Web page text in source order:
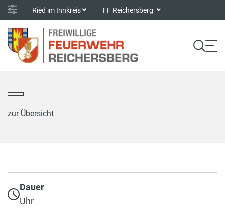
Ried im Innkreis FF Reichersberg
zur Übersicht
Dauer
Uhr